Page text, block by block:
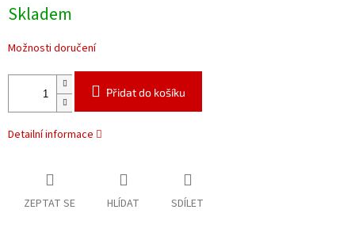
cena:
Skladem
Možnosti doručení
Přidat do košíku
Detailní informace
ZEPTAT SE HLÍDAT SDÍLET